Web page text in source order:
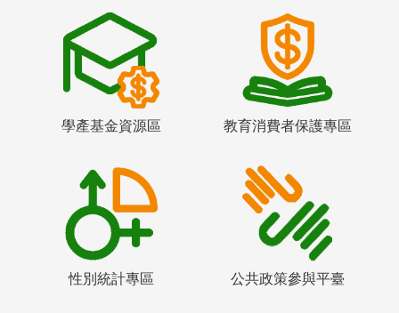
學產基金資源區 教育消費者保護專區
性別統計專區 公共政策參與平臺